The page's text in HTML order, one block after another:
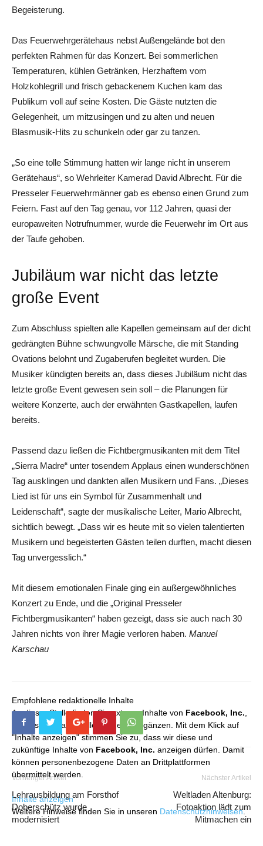
Begeisterung.
Das Feuerwehrgerätehaus nebst Außengelände bot den
perfekten Rahmen für das Konzert. Bei sommerlichen
Temperaturen, kühlen Getränken, Herzhaftem vom
Holzkohlegrill und frisch gebackenem Kuchen kam das
Publikum voll auf seine Kosten. Die Gäste nutzten die
Gelegenheit, um mitzusingen und zu alten und neuen
Blasmusik-Hits zu schunkeln oder gar zu tanzen.
„So eine tolle Stimmung hatten wir lange nicht in unserem
Gerätehaus“, so Wehrleiter Kamerad David Albrecht. Für die
Presseler Feuerwehrmänner gab es ebenso einen Grund zum
Feiern. Fast auf den Tag genau, vor 112 Jahren, quasi der
europaweiten Notrufnummer, wurde die Feuerwehr im Ort aus
der Taufe gehoben.
Jubiläum war nicht das letzte
große Event
Zum Abschluss spielten alle Kapellen gemeinsam auf der dicht
gedrängten Bühne schwungvolle Märsche, die mit Standing
Ovations belohnt und Zugaberufen begleitet wurden. Die
Musiker kündigten bereits an, dass dieses Jubiläum nicht das
letzte große Event gewesen sein soll – die Planungen für
weitere Konzerte, auch der erwähnten Gastkapellen, laufen
bereits.
Passend dazu ließen die Fichtbergmusikanten mit dem Titel
„Sierra Madre“ unter tosendem Applaus einen wunderschönen
Tag ausklingen und dankten allen Musikern und Fans. „Dieses
Lied ist für uns ein Symbol für Zusammenhalt und
Leidenschaft“, sagte der musikalische Leiter, Mario Albrecht,
sichtlich bewegt. „Dass wir es heute mit so vielen talentierten
Musikern und begeisterten Gästen teilen durften, macht diesen
Tag unvergesslich.“
Mit diesem emotionalen Finale ging ein außergewöhnliches
Konzert zu Ende, und die „Original Presseler
Fichtbergmusikanten“ haben gezeigt, dass sie auch nach 30
Jahren nichts von ihrer Magie verloren haben. Manuel
Karschau
Empfohlene redaktionelle Inhalte
An dieser Stelle finden Sie externe Inhalte von Facebook, Inc.
die unser redaktionelles Angebot ergänzen. Mit dem Klick auf
"Inhalte anzeigen" stimmen Sie zu, dass wir diese und
zukünftige Inhalte von Facebook, Inc. anzeigen dürfen. Damit
können personenbezogene Daten an Drittplattformen
übermittelt werden.
Inhalte anzeigen
Weitere Hinweise finden Sie in unseren Datenschutzhinweisen.
Vorheriger Artikel
Lehrausbildung am Forsthof
Doberschütz wurde
modernisiert
Nächster Artikel
Weltladen Altenburg:
Fotoaktion lädt zum
Mitmachen ein